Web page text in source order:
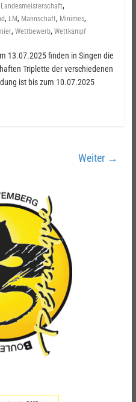
Landesmeisterschaft,
, LM, Mannschaft, Minimes,
, Wettbewerb, Wettkampf
13.07.2025 finden in Singen die
Triplette der verschiedenen
ist bis zum 10.07.2025
Weiter →